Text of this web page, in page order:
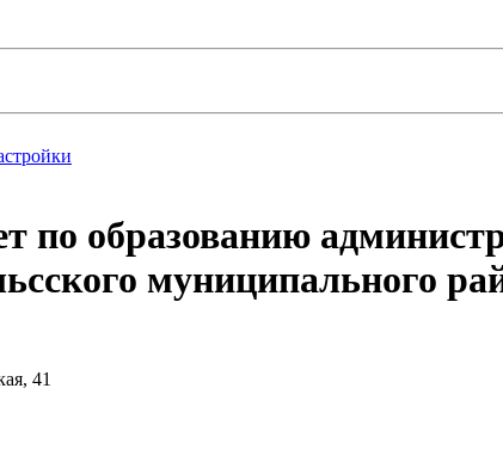
по образованию
муниципального
41